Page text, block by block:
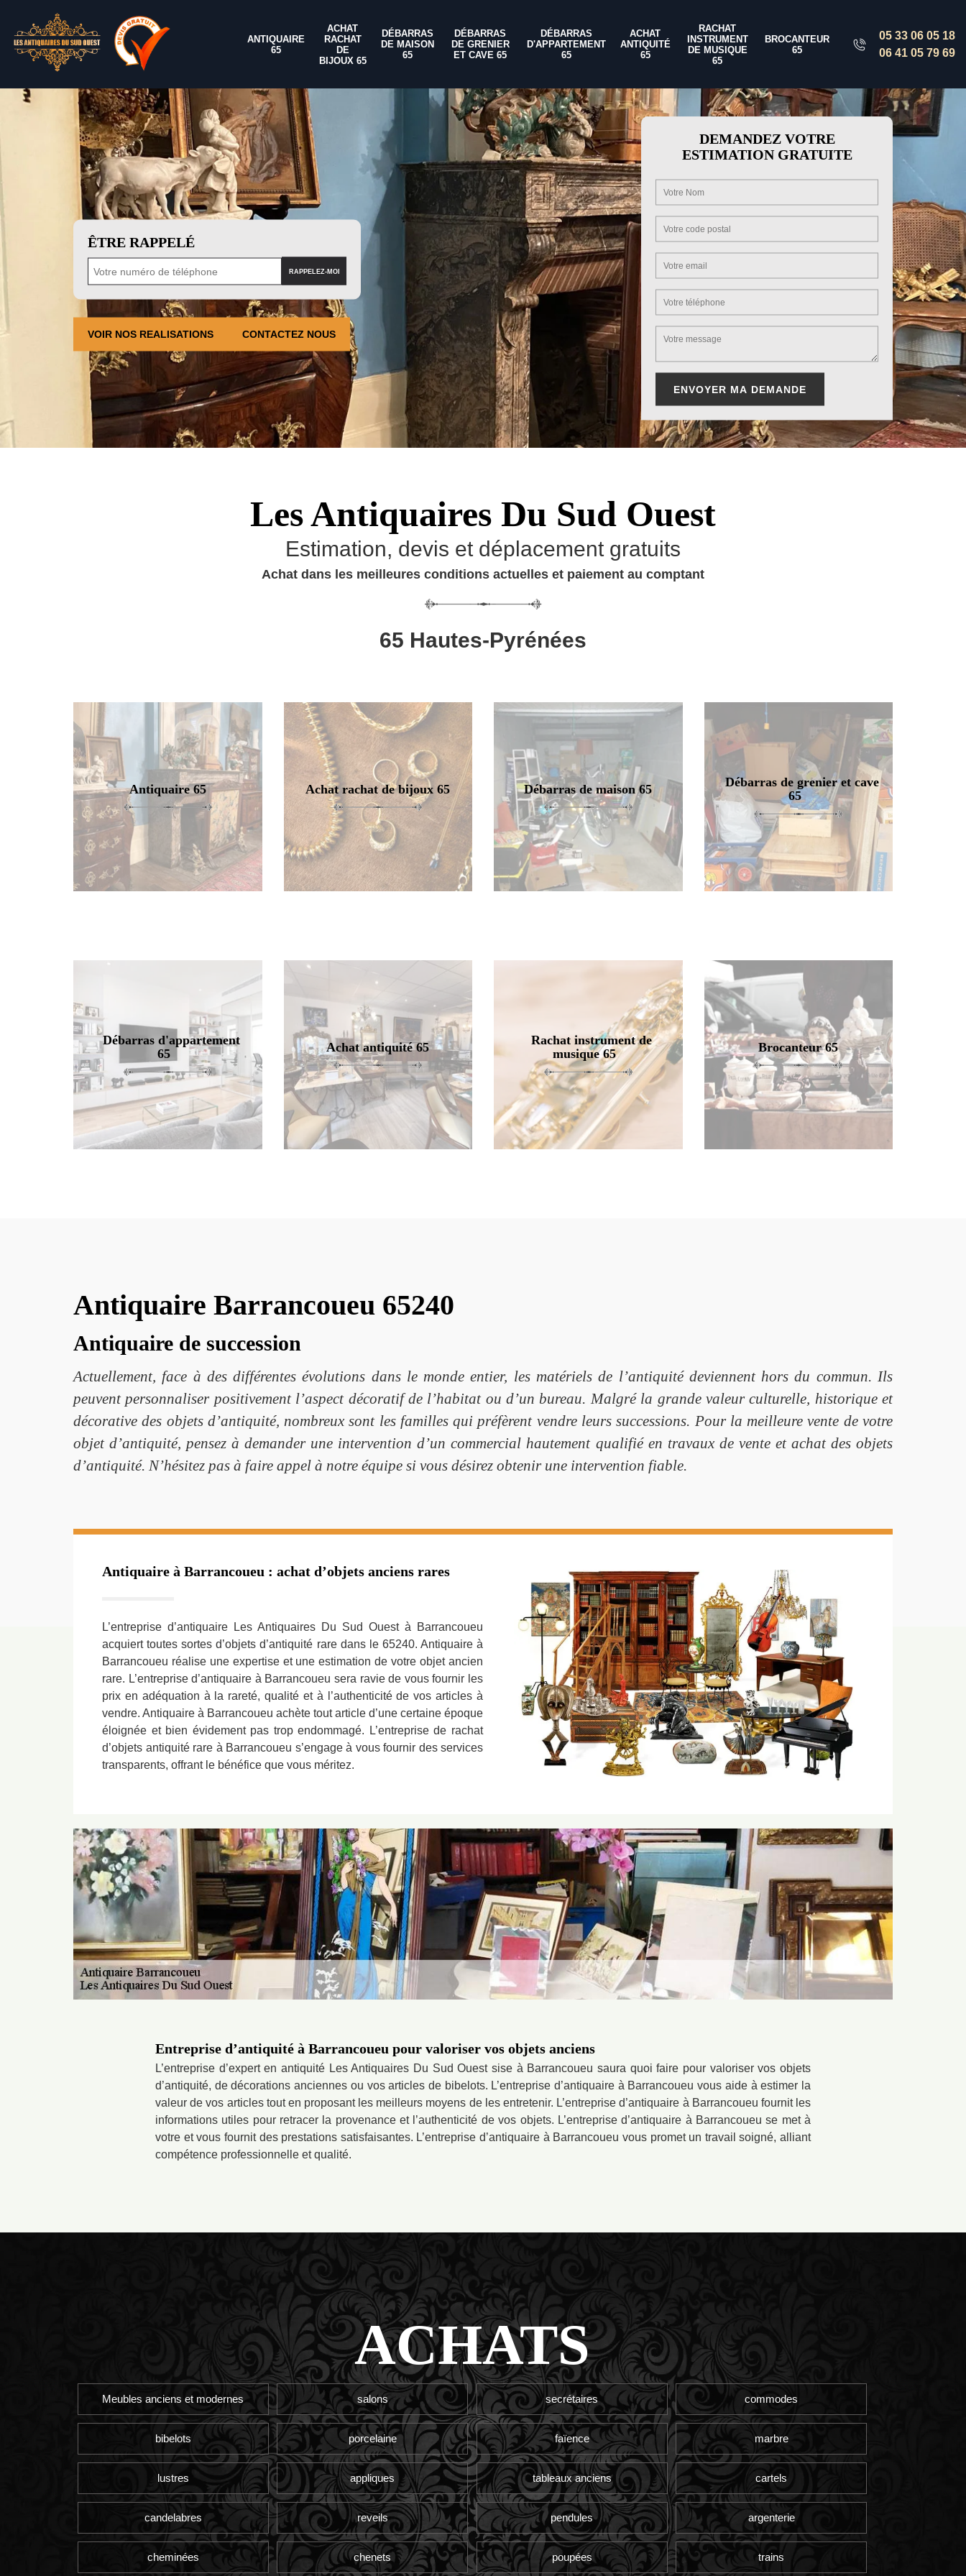
ANTIQUAIRE
65
ACHAT
RACHAT
DE
BIJOUX 65
DÉBARRAS
DE MAISON
65
DÉBARRAS
DE GRENIER
ET CAVE 65
DÉBARRAS
D'APPARTEMENT
65
ACHAT
ANTIQUITÉ
65
RACHAT
INSTRUMENT
DE MUSIQUE
65
BROCANTEUR
65
05 33 06 05 18
06 41 05 79 69
ÊTRE RAPPELÉ
VOIR NOS REALISATIONS CONTACTEZ NOUS
DEMANDEZ VOTRE
ESTIMATION GRATUITE
Les Antiquaires Du Sud Ouest
Estimation, devis et déplacement gratuits
Achat dans les meilleures conditions actuelles et paiement au comptant
65 Hautes-Pyrénées
Antiquaire 65 Achat rachat de bijoux 65 Débarras de maison 65
Débarras de grenier et cave
65
Débarras d'appartement
65
Achat antiquité 65
Rachat instrument de
musique 65
Brocanteur 65
Antiquaire Barrancoueu 65240
Antiquaire de succession
Actuellement, face à des différentes évolutions dans le monde entier, les matériels de l’antiquité deviennent hors du commun. Ils
peuvent personnaliser positivement l’aspect décoratif de l’habitat ou d’un bureau. Malgré la grande valeur culturelle, historique et
décorative des objets d’antiquité, nombreux sont les familles qui préfèrent vendre leurs successions. Pour la meilleure vente de votre
objet d’antiquité, pensez à demander une intervention d’un commercial hautement qualifié en travaux de vente et achat des objets
d’antiquité. N’hésitez pas à faire appel à notre équipe si vous désirez obtenir une intervention fiable.
Antiquaire à Barrancoueu : achat d’objets anciens rares
L’entreprise d’antiquaire Les Antiquaires Du Sud Ouest à Barrancoueu
acquiert toutes sortes d’objets d’antiquité rare dans le 65240. Antiquaire à
Barrancoueu réalise une expertise et une estimation de votre objet ancien
rare. L’entreprise d’antiquaire à Barrancoueu sera ravie de vous fournir les
prix en adéquation à la rareté, qualité et à l’authenticité de vos articles à
vendre. Antiquaire à Barrancoueu achète tout article d’une certaine époque
éloignée et bien évidement pas trop endommagé. L’entreprise de rachat
d’objets antiquité rare à Barrancoueu s’engage à vous fournir des services
transparents, offrant le bénéfice que vous méritez.
Entreprise d’antiquité à Barrancoueu pour valoriser vos objets anciens
L’entreprise d’expert en antiquité Les Antiquaires Du Sud Ouest sise à Barrancoueu saura quoi faire pour valoriser vos objets
d’antiquité, de décorations anciennes ou vos articles de bibelots. L’entreprise d’antiquaire à Barrancoueu vous aide à estimer la
valeur de vos articles tout en proposant les meilleurs moyens de les entretenir. L’entreprise d’antiquaire à Barrancoueu fournit les
informations utiles pour retracer la provenance et l’authenticité de vos objets. L’entreprise d’antiquaire à Barrancoueu se met à
votre et vous fournit des prestations satisfaisantes. L’entreprise d’antiquaire à Barrancoueu vous promet un travail soigné, alliant
compétence professionnelle et qualité.
ACHATS
Meubles anciens et modernes salons secrétaires commodes
bibelots porcelaine faïence marbre
lustres appliques tableaux anciens cartels
candelabres reveils pendules argenterie
cheminées chenets poupées trains